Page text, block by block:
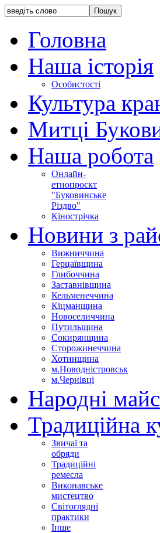
Головна
Наша історія
Особистості
Культура
Митці
Наша робота
Онлайн-
етнопроєкт
"Буковинське
Різдво"
Кінострічка
Новини з
Вижниччина
Герцаївщина
Глибоччина
Заставнівщина
Кельменеччина
Кіцманщина
Новоселиччина
Путильщина
Сокирянщина
Сторожинеччина
Хотинщина
м.Новодністровськ
м.Чернівці
Народні
Традиційна
Звичаї та
обряди
Традиційні
ремесла
Виконавське
мистецтво
Світоглядні
практики
Інше